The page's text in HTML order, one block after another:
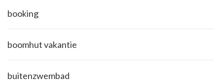
booking
boomhut vakantie
buitenzwembad